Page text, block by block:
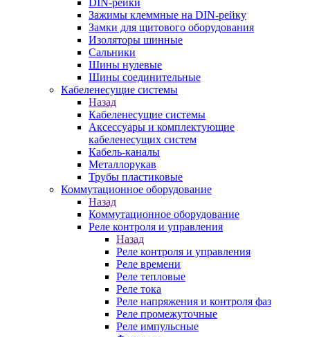
DIN-рейки
Зажимы клеммные на DIN-рейку
Замки для щитового оборудования
Изоляторы шинные
Сальники
Шины нулевые
Шины соединительные
Кабеленесущие системы
Назад
Кабеленесущие системы
Аксессуары и комплектующие
кабеленесущих систем
Кабель-каналы
Металлорукав
Трубы пластиковые
Коммутационное оборудование
Назад
Коммутационное оборудование
Реле контроля и управления
Назад
Реле контроля и управления
Реле времени
Реле тепловые
Реле тока
Реле напряжения и контроля фаз
Реле промежуточные
Реле импульсные